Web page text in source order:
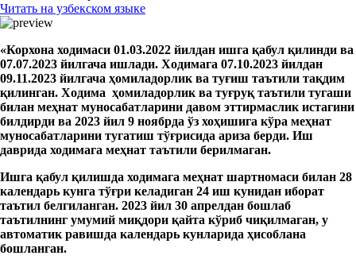
Читать на узбекском языке
«Корхона ходимаси 01.03.2022 йилдан ишга қабул қилинди ва
07.07.2023 йилгача ишлади. Ходимага 07.10.2023 йилдан
09.11.2023 йилгача ҳомиладорлик ва туғиш таътили тақдим
қилинган. Ходима ҳомиладорлик ва туғруқ таътили тугаши
билан меҳнат муносабатларини давом эттирмаслик истагини
билдирди ва 2023 йил 9 ноябрда ўз хоҳишига кўра меҳнат
муносабатларини тугатиш тўғрисида ариза берди. Иш
даврида ходимага меҳнат таътили берилмаган.
Ишга қабул қилишда ходимага меҳнат шартномаси билан 28
календарь кунга тўғри келадиган 24 иш кунидан иборат
таътил белгиланган. 2023 йил 30 апрелдан бошлаб
таътилнинг умумий миқдори қайта кўриб чиқилмаган, у
автоматик равишда календарь кунларида ҳисоблана
бошланган.